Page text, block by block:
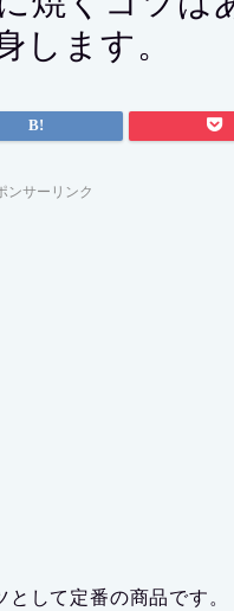
します。
ンサーリンク
して定番の商品です。